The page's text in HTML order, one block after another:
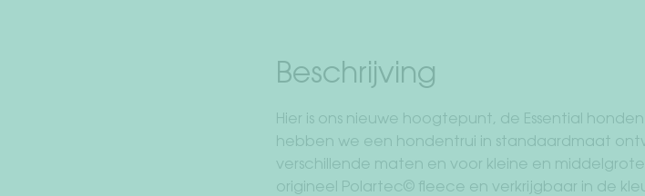
Beschrijving
Hier is ons nieuwe hoogtepunt, de Essential
hebben we een hondentrui in standaardmaat
verschillende maten en voor kleine en
origineel Polartec© fleece en verkrijgbaar in de